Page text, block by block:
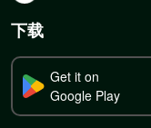
下载
Get it on
Google Play